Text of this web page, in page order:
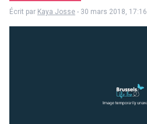
Écrit par Kaya Josse - 30 mars 2018, 17:16